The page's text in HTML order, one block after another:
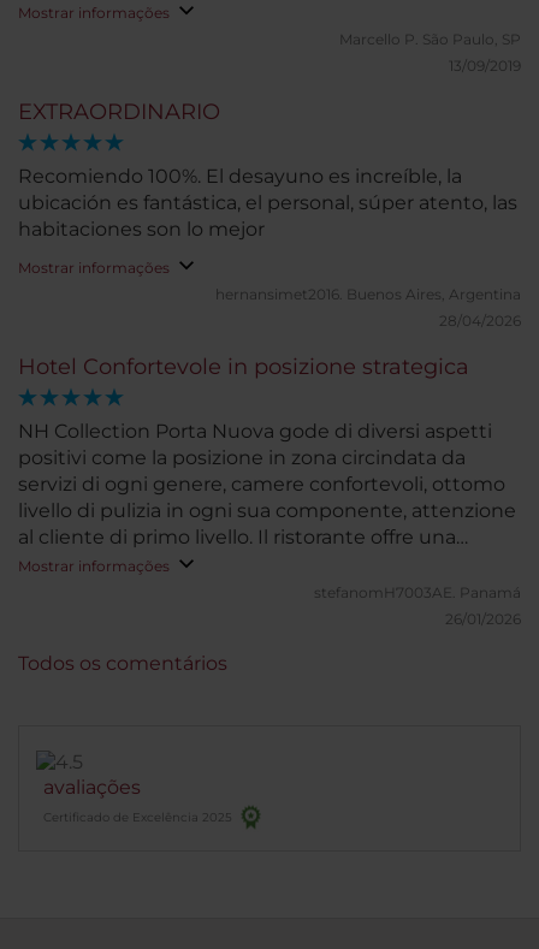
Mostrar informações
Marcello P. São Paulo, SP
13/09/2019
EXTRAORDINARIO
Recomiendo 100%. El desayuno es increíble, la
ubicación es fantástica, el personal, súper atento, las
habitaciones son lo mejor
Mostrar informações
hernansimet2016. Buenos Aires, Argentina
28/04/2026
Hotel Confortevole in posizione strategica
NH Collection Porta Nuova gode di diversi aspetti
positivi come la posizione in zona circindata da
servizi di ogni genere, camere confortevoli, ottomo
livello di pulizia in ogni sua componente, attenzione
al cliente di primo livello. Il ristorante offre una
colazione buffet di buon livello ma i pasti principali
necessitano di un menú piú ampio seppur di
Mostrar informações
stefanomH7003AE.
Panamá
26/01/2026
avaliações
Certificado de Excelência 2025
Todos os comentários